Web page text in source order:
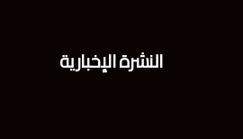
النشرة الإخبارية